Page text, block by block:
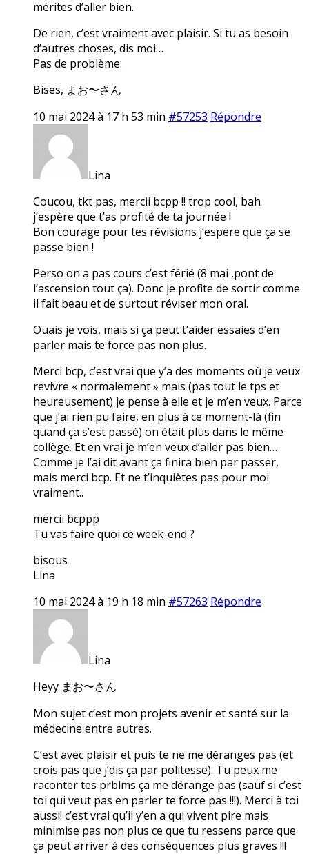
mérites d’aller bien.
De rien, c’est vraiment avec plaisir. Si tu as besoin
d’autres choses, dis moi…
Pas de problème.
Bises, まお〜さん
10 mai 2024 à 17 h 53 min #57253 Répondre
Lina
Coucou, tkt pas, mercii bcpp !! trop cool, bah
j’espère que t’as profité de ta journée !
Bon courage pour tes révisions j’espère que ça se
passe bien !
Perso on a pas cours c’est férié (8 mai ,pont de
l’ascension tout ça). Donc je profite de sortir comme
il fait beau et de surtout réviser mon oral.
Ouais je vois, mais si ça peut t’aider essaies d’en
parler mais te force pas non plus.
Merci bcp, c’est vrai que y’a des moments où je veux
revivre « normalement » mais (pas tout le tps et
heureusement) je pense à elle et je m’en veux. Parce
que j’ai rien pu faire, en plus à ce moment-là (fin
quand ça s’est passé) on était plus dans le même
collège. Et en vrai je m’en veux d’aller pas bien…
Comme je l’ai dit avant ça finira bien par passer,
mais merci bcp. Et ne t’inquiètes pas pour moi
vraiment..
mercii bcppp
Tu vas faire quoi ce week-end ?
bisous
Lina
10 mai 2024 à 19 h 18 min #57263 Répondre
Lina
Heyy まお〜さん
Mon sujet c’est mon projets avenir et santé sur la
médecine entre autres.
C’est avec plaisir et puis te ne me déranges pas (et
crois pas que j’dis ça par politesse). Tu peux me
raconter tes prblms ça me dérange pas (sauf si c’est
toi qui veut pas en parler te force pas !!!). Merci à toi
aussi! c’est vrai qu’il y’en a qui vivent pire mais
minimise pas non plus ce que tu ressens parce que
ça peut arriver à des conséquences plus graves !!!